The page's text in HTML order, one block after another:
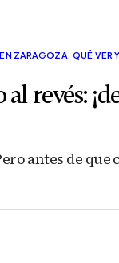
ZARAGOZA, QUÉ VER
revés:
antes de